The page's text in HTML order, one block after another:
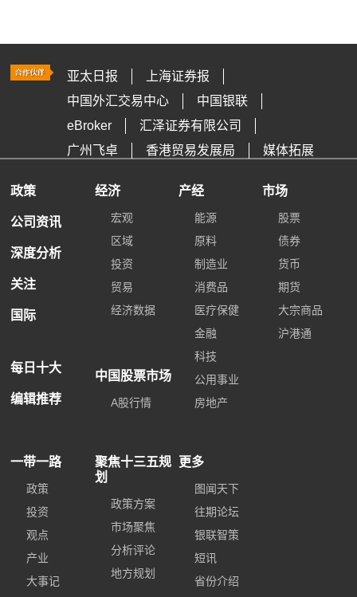
亚太日报
上海证券报
中国外汇交易中心
中国银联
eBroker
汇泽证券有限公司
广州飞卓
香港贸易发展局 媒体拓展
政策
公司资讯
深度分析
关注
国际
每日十大
编辑推荐
经济
宏观
区域
投资
贸易
经济数据
中国股票市场
A股行情
产经
能源
原料
制造业
消费品
医疗保健
金融
科技
公用事业
房地产
市场
股票
债券
货币
期货
大宗商品
沪港通
一带一路
政策
投资
观点
产业
大事记
聚焦十三五规
划
政策方案
市场聚焦
分析评论
地方规划
更多
图闻天下
往期论坛
银联智策
短讯
省份介绍